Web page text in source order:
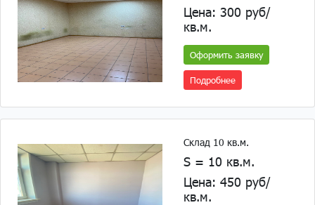
Цена: 300 руб/
кв.м.
Оформить заявку
Подробнее
Склад 10 кв.м.
S = 10 кв.м.
Цена: 450 руб/
кв.м.